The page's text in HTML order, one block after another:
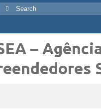
Search
for: